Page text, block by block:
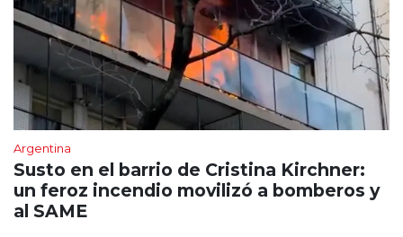
Argentina
Susto en el barrio de Cristina Kirchner:
un feroz incendio movilizó a bomberos y
al SAME